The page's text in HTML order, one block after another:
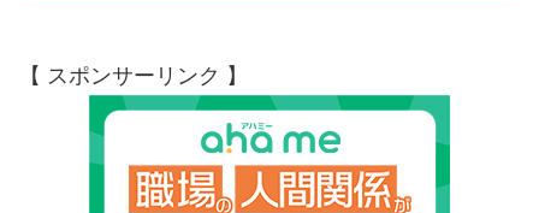
【 スポンサーリンク 】